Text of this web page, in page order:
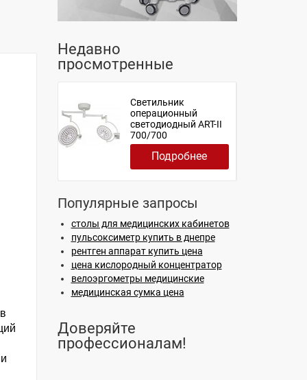
Недавно
просмотренные
Светильник
операционный
светодиодный ART-II
700/700
Подробнее
Популярные запросы
столы для медицинских кабинетов
пульсоксиметр купить в днепре
рентген аппарат купить цена
цена кислородный концентратор
велоэргометры медицинские
медицинская сумка цена
Доверяйте
профессионалам!